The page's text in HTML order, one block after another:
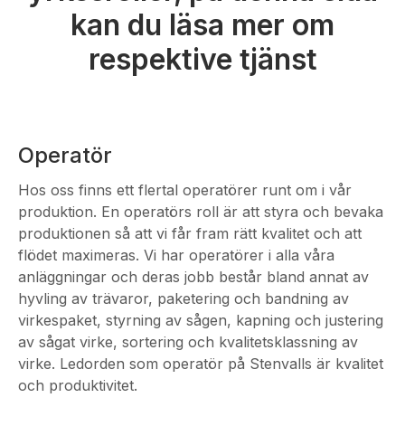
kan du läsa mer om
respektive tjänst
Operatör
Hos oss finns ett flertal operatörer runt om i vår
produktion. En operatörs roll är att styra och bevaka
produktionen så att vi får fram rätt kvalitet och att
flödet maximeras. Vi har operatörer i alla våra
anläggningar och deras jobb består bland annat av
hyvling av trävaror, paketering och bandning av
virkespaket, styrning av sågen, kapning och justering
av sågat virke, sortering och kvalitetsklassning av
virke. Ledorden som operatör på Stenvalls är kvalitet
och produktivitet.